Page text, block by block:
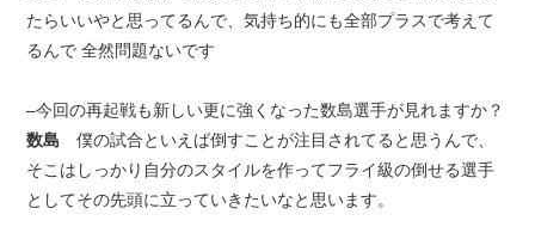
たらいいやと思ってるんで、気持ち的にも全部プラスで考えて
るんで 全然問題ないです
–今回の再起戦も新しい更に強くなった数島選手が見れますか？
数島僕の試合といえば倒すことが注目されてると思うんで、
そこはしっかり自分のスタイルを作ってフライ級の倒せる選手
としてその先頭に立っていきたいなと思います。